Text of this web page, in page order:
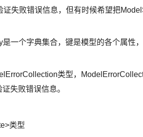
失败错误信息，但有时候希望把
一个字典集合，键是模型的各个属性
类型，
失败错误信息。
类型